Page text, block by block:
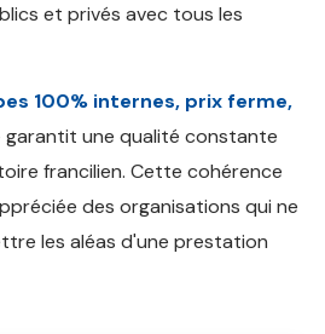
et privés avec tous les
100% internes, prix ferme,
une qualité constante
francilien. Cette cohérence
des organisations qui ne
les aléas d'une prestation